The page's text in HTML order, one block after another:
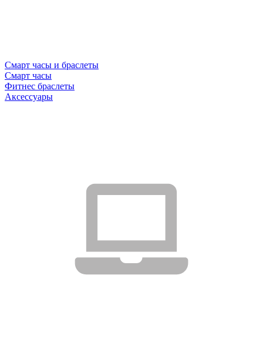
Смарт часы и браслеты
Смарт часы
Фитнес браслеты
Аксессуары